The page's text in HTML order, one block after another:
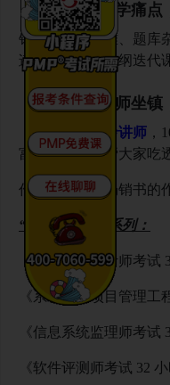
（一）破解自学痛点
针对自学教材难、题库
迹，贴合每年考纲迭代
（二）金牌讲师坐
主讲黄俊玲讲师 ，
富有感染力，帮大家吃
作为多部软考畅销书的
“32 小时通关”系列：
《系统架构设计师考试
《系统集成项目管理工
《信息系统监理师考试
《软件评测师考试 32